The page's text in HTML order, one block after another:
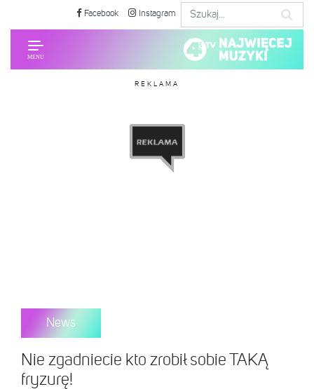
Facebook Instagram
REKLAMA
News
Nie zgadniecie kto zrobił sobie TAKĄ
fryzurę!